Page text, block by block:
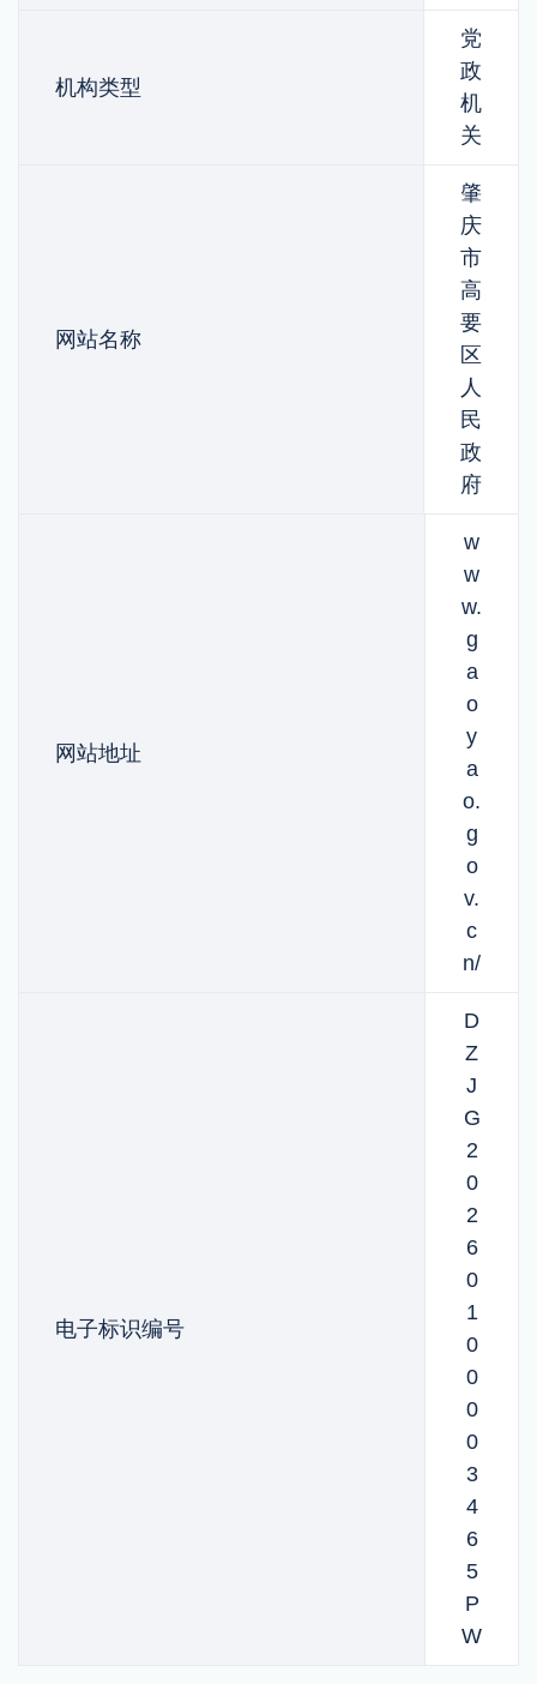
机构类型
党
政
机
关
网站名称
肇
庆
市
高
要
区
人
民
政
府
网站地址
w
w
w.
g
a
o
y
a
o.
g
o
v.
c
n/
电子标识编号
D
Z
J
G
2
0
2
6
0
1
0
0
0
0
3
4
6
5
P
W